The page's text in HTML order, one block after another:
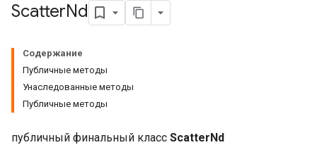
ScatterNd
Содержание
Публичные методы
Унаследованные методы
Публичные методы
публичный финальный класс ScatterNd